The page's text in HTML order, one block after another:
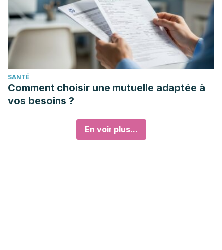
SANTÉ
Comment choisir une mutuelle adaptée à
vos besoins ?
En voir plus...